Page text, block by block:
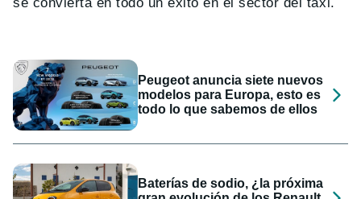
se convierta en todo un éxito en el sector del taxi.
Peugeot anuncia siete nuevos
modelos para Europa, esto es
todo lo que sabemos de ellos
Baterías de sodio, ¿la próxima